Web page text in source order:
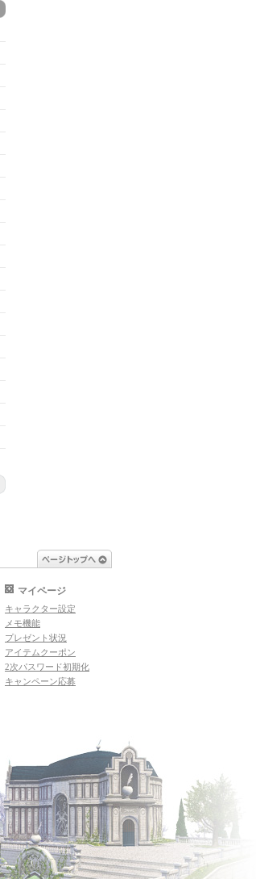
マイページ
キャラクター設定
メモ機能
プレゼント状況
アイテムクーポン
2次パスワード初期化
キャンペーン応募